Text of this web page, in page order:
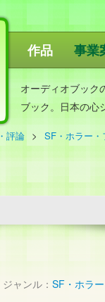
ことのは出版
作品 事業
オーディオブック
ブック。日本の心
評論 SF・ホラー
ジャンル： SF・ホラ